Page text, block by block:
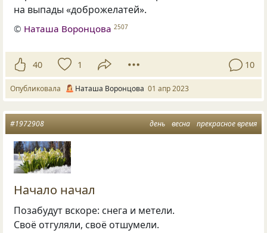
на выпады «доброжелатей».
© Наташа Воронцова 2507
40 1 10
Опубликовала Наташа Воронцова 01 апр 2023
день весна прекрасное время
#1972908
Начало начал
Позабудут вскоре: снега и метели.
Своё отгуляли, своё отшумели.